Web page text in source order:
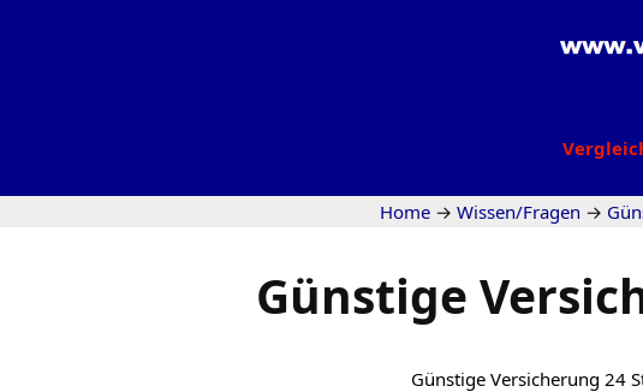
Home → Wissen/Fragen →
Günstige
Günstige Versicherung 24